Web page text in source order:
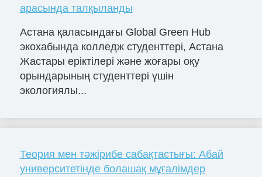
арасында талқыланды
Астана қаласындағы Global Green Hub
экохабында колледж студенттері, Астана
Жастары еріктілері және жоғары оқу
орындарының студенттері үшін
экологиялы...
Теория мен тәжірибе сабақтастығы: Абай
университетінде болашақ мұғалімдер